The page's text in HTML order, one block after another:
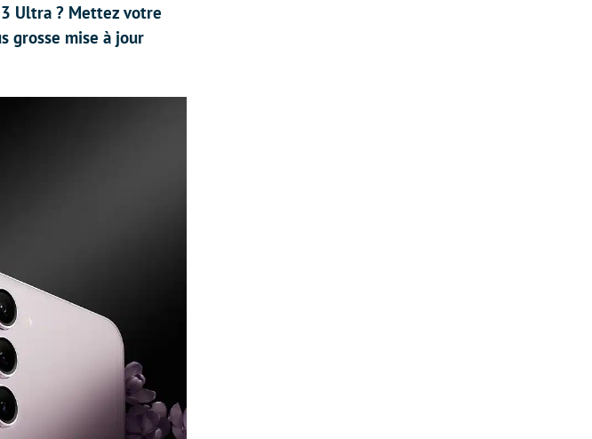
Ultra ? Mettez votre
grosse mise à jour